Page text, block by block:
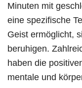
Minuten mit
eine spezifische
Geist ermöglicht,
beruhigen.
haben die
mentale und